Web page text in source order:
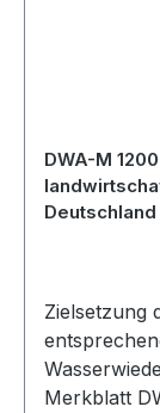
DWA-M
Zielsetzung
Merkblatt